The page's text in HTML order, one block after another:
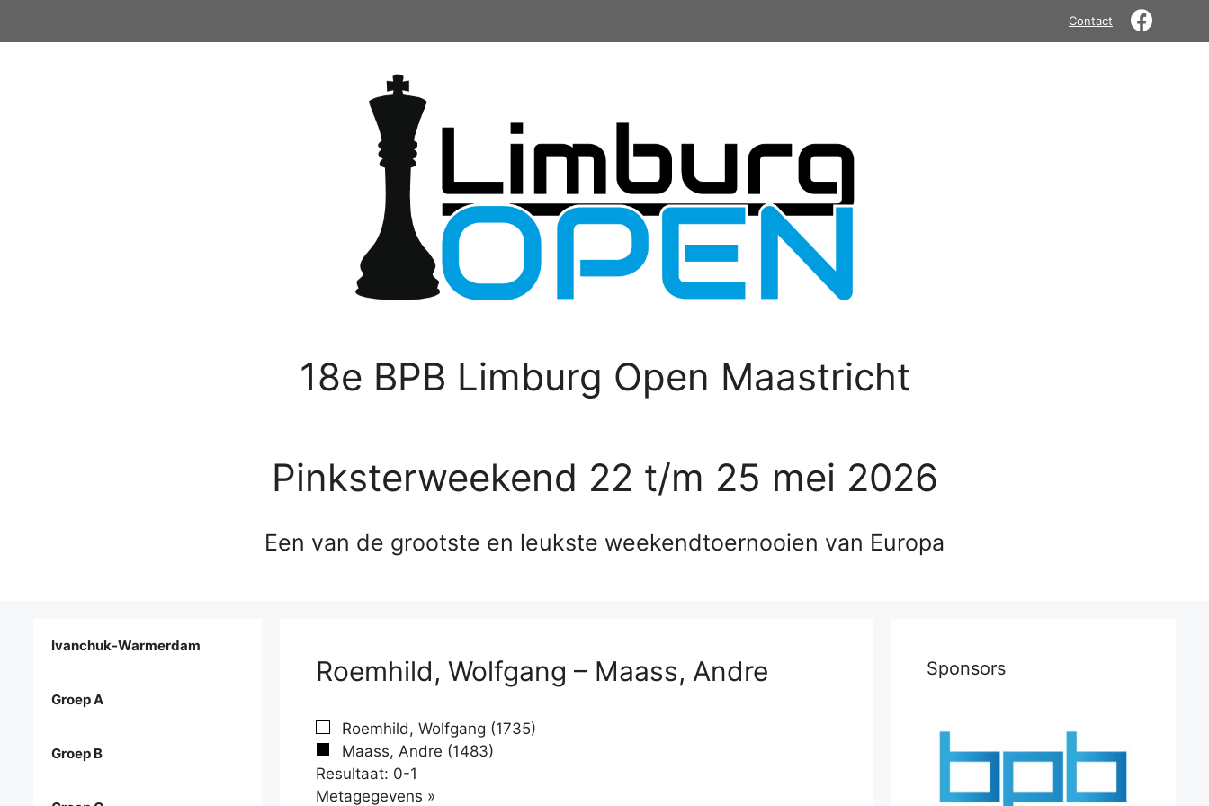
Contact
18e BPB Limburg Open Maastricht
Pinksterweekend 22 t/m 25 mei 2026
Een van de grootste en leukste weekendtoernooien van Europa
Roemhild, Wolfgang – Maass, Andre
Roemhild, Wolfgang (1735)
Maass, Andre (1483)
Resultaat: 0-1
Metagegevens »
Ivanchuk-Warmerdam
Groep A
Groep B
Sponsors